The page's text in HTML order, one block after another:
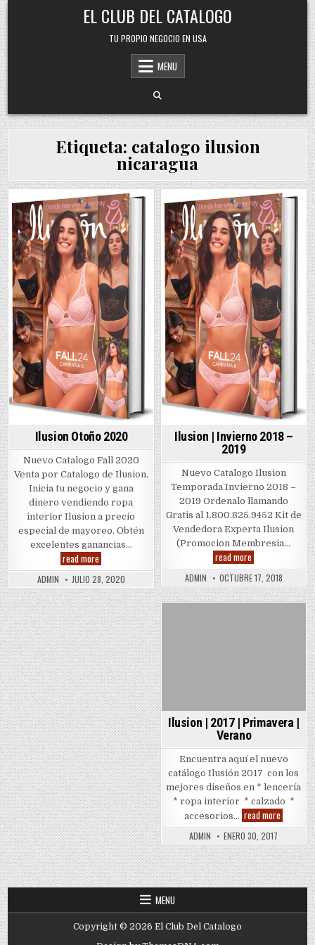
Skip
to
content
EL CLUB DEL CATALOGO
TU PROPIO NEGOCIO EN USA
MENU
Etiqueta: catalogo ilusion
nicaragua
Posted
in
Ilusion Otoño 2020
Nuevo Catalogo Fall 2020
Venta por Catalogo de Ilusion.
Inicia tu negocio y gana
dinero vendiendo ropa
interior Ilusion a precio
especial de mayoreo. Obtén
excelentes ganancias…
read more
Otoño
2020
ADMIN JULIO 28, 2020
Posted
in
Ilusion | Invierno 2018 –
2019
Nuevo Catalogo Ilusion
Temporada Invierno 2018 –
2019 Ordenalo llamando
Gratis al 1.800.825.9452 Kit de
Vendedora Experta Ilusion
(Promocion Membresia…
read more
|
Invierno
2018
–
2019
ADMIN OCTUBRE 17, 2018
Ilusion | 2017 | Primavera |
Verano
Encuentra aquí el nuevo
catálogo Ilusión 2017 con los
mejores diseños en * lencería
* ropa interior * calzado *
accesorios… read more
|
2017
|
|
Verano
ADMIN ENERO 30, 2017
MENU
Copyright © 2026 El Club Del Catalogo